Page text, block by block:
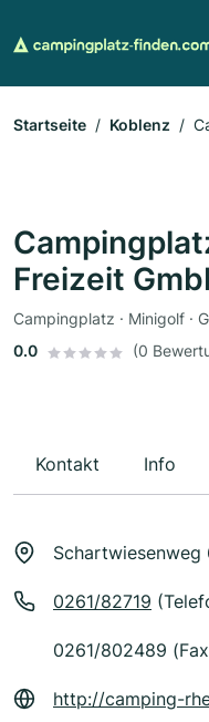
Startseite Koblenz
Freizeit
0.0
(0
Kontakt Info
Schartwiesenweg
0261/82719
0261/802489
http://camping-